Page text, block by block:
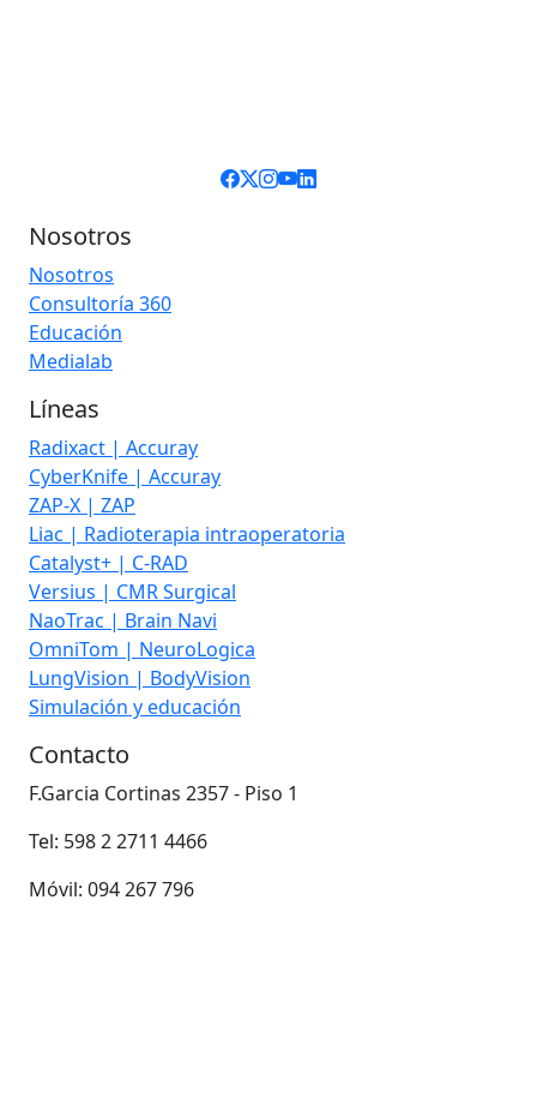
Nosotros
Nosotros
Consultoría 360
Educación
Medialab
Líneas
Radixact | Accuray
CyberKnife | Accuray
ZAP-X | ZAP
Liac | Radioterapia intraoperatoria
Catalyst+ | C-RAD
Versius | CMR Surgical
NaoTrac | Brain Navi
OmniTom | NeuroLogica
LungVision | BodyVision
Simulación y educación
Contacto
F.Garcia Cortinas 2357 - Piso 1
Tel: 598 2 2711 4466
Móvil: 094 267 796